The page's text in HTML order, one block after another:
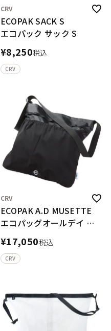
CRV
ECOPAK SACK S
エコパック サック S
¥8,250税込
CRV
CRV
ECOPAK A.D MUSETTE
エコパッグオールデイ ミ
¥17,050税込
CRV